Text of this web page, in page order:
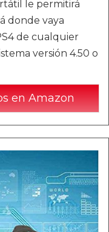
le permitirá
donde vaya
de cualquier
versión 4.50 o
en Amazon